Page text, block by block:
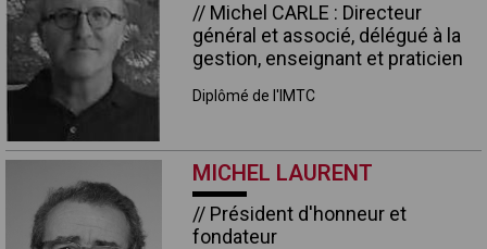
// Michel CARLE : Directeur
général et associé, délégué à la
gestion, enseignant et praticien
Diplômé de l'IMTC
MICHEL LAURENT
// Président d'honneur et
fondateur